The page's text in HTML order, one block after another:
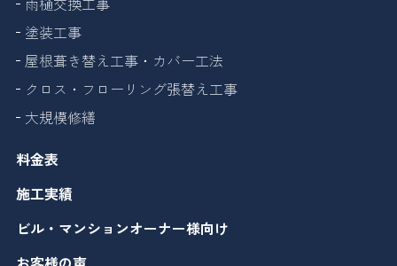
塗装工事
屋根葺き替え工事・カバー工法
クロス・フローリング張替え工事
大規模修繕
料金表
施工実績
ビル・マンションオーナー様向け